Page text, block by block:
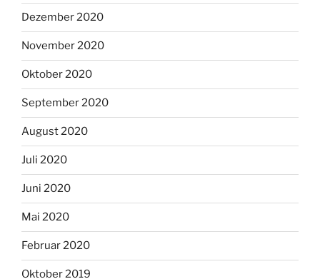
Dezember 2020
November 2020
Oktober 2020
September 2020
August 2020
Juli 2020
Juni 2020
Mai 2020
Februar 2020
Oktober 2019